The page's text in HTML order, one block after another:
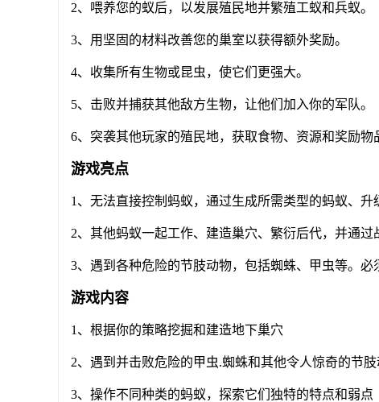
2、喂养您的蚁后，以发展殖民地并繁殖工蚁和兵蚁。
3、用坚固的材料改善您的巢室以获得额外奖励。
4、收集所有生物或昆虫，使它们更强大。
5、击败并捕获其他敌方生物，让他们加入你的军队。
6、突袭其他玩家的殖民地，获取食物、资源和奖励物
游戏亮点
1、无法直接控制蚂蚁，通过生成所需类型的蚂蚁、升
2、其他蚂蚁一起工作、建造巢穴、繁衍后代，并通过
3、遇到各种危险的节肢动物，包括蜘蛛、甲虫等。必
游戏内容
1、根据你的策略挖掘和建造地下巢穴
2、遇到并击败危险的甲虫.蜘蛛和其他令人惊奇的节
3、操作不同种类的蚂蚁，探索它们独特的特点和弱点